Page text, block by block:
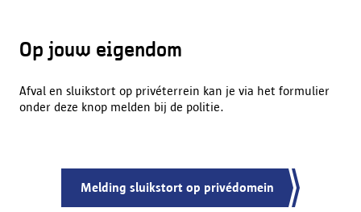
Op jouw eigendom
Afval en sluikstort op privéterrein kan je via het formulier
onder deze knop melden bij de politie.
Melding sluikstort op privédomein